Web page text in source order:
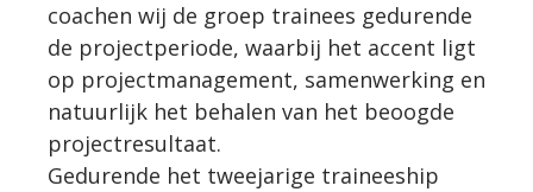
coachen wij de groep trainees gedurende
de projectperiode, waarbij het accent ligt
op projectmanagement, samenwerking en
natuurlijk het behalen van het beoogde
projectresultaat.
Gedurende het tweejarige traineeship